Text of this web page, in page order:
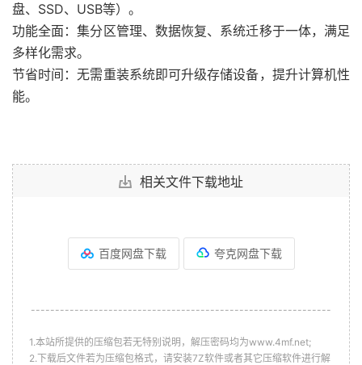
盘、SSD、USB等）。
功能全面：集分区管理、数据恢复、系统迁移于一体，满足
多样化需求。
节省时间：无需重装系统即可升级存储设备，提升计算机性
能。
相关文件下载地址
百度网盘下载 夸克网盘下载
--------------------------------------------------------------
1.本站所提供的压缩包若无特别说明，解压密码均为www.4mf.net;
2.下载后文件若为压缩包格式，请安装7Z软件或者其它压缩软件进行解